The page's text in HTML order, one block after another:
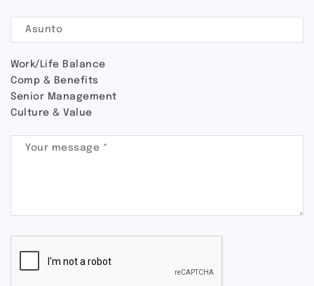
Work/Life Balance
Comp & Benefits
Senior Management
Culture & Value